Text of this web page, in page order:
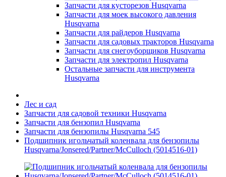
Запчасти для кусторезов Husqvarna
Запчасти для моек высокого давления
Husqvarna
Запчасти для райдеров Husqvarna
Запчасти для садовых тракторов Husqvarna
Запчасти для снегоуборщиков Husqvarna
Запчасти для электропил Husqvarna
Остальные запчасти для инструмента
Husqvarna
Лес и сад
Запчасти для садовой техники Husqvarna
Запчасти для бензопил Husqvarna
Запчасти для бензопилы Husqvarna 545
Подшипник игольчатый коленвала для бензопилы
Husqvarna/Jonsered/Partner/McCulloch (5014516-01)